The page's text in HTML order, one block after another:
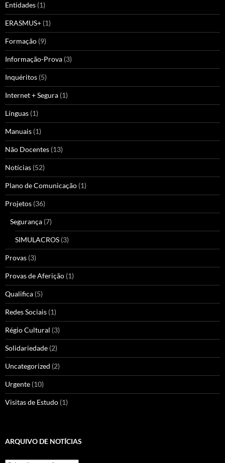
Entidades (1)
ERASMUS+ (1)
Formação (9)
Informação-Prova (3)
Inquéritos (5)
Internet + Segura (1)
Línguas (1)
Manuais (1)
Não Docentes (13)
Notícias (52)
Plano de Comunicação (1)
Projetos (36)
Segurança (7)
SIMULACROS (3)
Provas (3)
Provas de Aferição (1)
Qualifica (5)
Redes Sociais (1)
Régio Cultural (3)
Solidariedade (2)
Uncategorized (2)
Urgente (10)
Visitas de Estudo (1)
ARQUIVO DE NOTÍCIAS